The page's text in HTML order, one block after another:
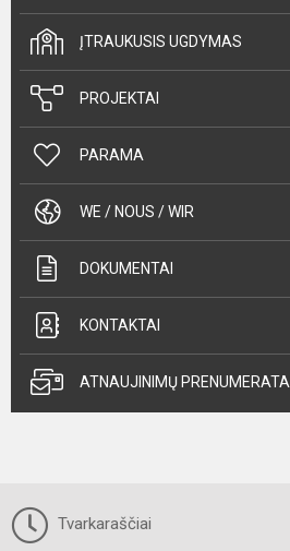
ĮTRAUKUSIS UGDYMAS
PROJEKTAI
PARAMA
WE / NOUS / WIR
DOKUMENTAI
KONTAKTAI
ATNAUJINIMŲ PRENUMERATA
Tvarkaraščiai